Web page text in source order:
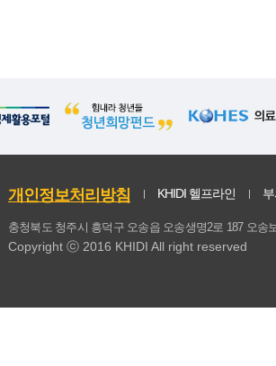
애호박 0.99 0.06
상추 0.92
배추 0.84 0.06
개인정보처리방침 KHIDI 헬프라인
충청북도 청주시 흥덕구 오송읍 오송생명2로 187 오
Copyright ⓒ 2016 KHIDI All right reserved